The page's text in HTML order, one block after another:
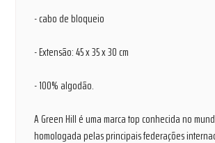
- cabo de bloqueio
- Extensão: 45 x 35 x 30 cm
- 100% algodão.
A Green Hill é uma marca top conhecida no
homologada pelas principais federações